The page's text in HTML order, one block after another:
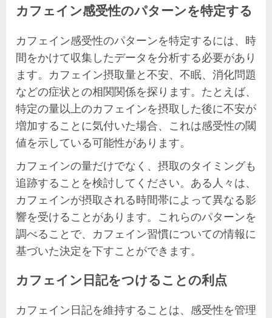
カフェイン感受性のパターンを特定する
カフェイン感受性のパターンを特定するには、時
間をかけて収集したデータを分析する必要があり
ます。カフェイン摂取量と不安、不眠、消化問題
などの症状との相関関係を探ります。たとえば、
特定の量以上のカフェインを摂取した後に不安が
増加することに気付いた場合、これは感受性の閾
値を示している可能性があります。
カフェインの量だけでなく、摂取のタイミングも
追跡することを検討してください。ある人々は、
カフェインが摂取される時間帯によって異なる影
響を受けることがあります。これらのパターンを
調べることで、カフェイン習慣についての情報に
基づいた決定を下すことができます。
カフェイン日記をつけることの利点
カフェイン日記を維持することは、感受性を管理